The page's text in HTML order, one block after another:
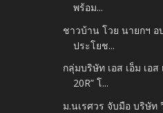
พร้อม...
ชาวบ้าน โวย นายกฯ อ
ประโยช...
กลุ่มบริษัท เอส เอ็ม เอส
20R” โ...
ม.นเรศวร จับมือ บริษัท